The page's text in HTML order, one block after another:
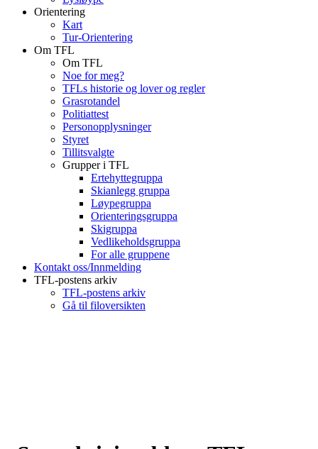
Orientering
Kart
Tur-Orientering
Om TFL
Om TFL
Noe for meg?
TFLs historie og lover og regler
Grasrotandel
Politiattest
Personopplysninger
Styret
Tillitsvalgte
Grupper i TFL
Ertehyttegruppa
Skianlegg gruppa
Løypegruppa
Orienteringsgruppa
Skigruppa
Vedlikeholdsgruppa
For alle gruppene
Kontakt oss/Innmelding
TFL-postens arkiv
TFL-postens arkiv
Gå til filoversikten